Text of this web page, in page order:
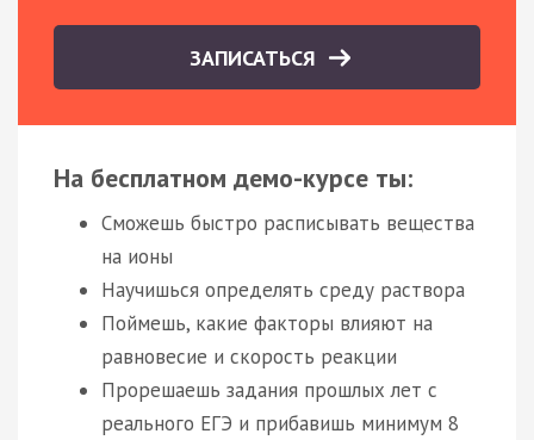
ЗАПИСАТЬСЯ
На бесплатном демо-курсе ты:
Сможешь быстро расписывать вещества
на ионы
Научишься определять среду раствора
Поймешь, какие факторы влияют на
равновесие и скорость реакции
Прорешаешь задания прошлых лет с
реального ЕГЭ и прибавишь минимум 8